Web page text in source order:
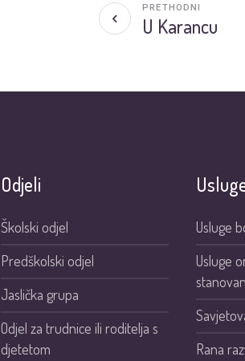
U Karancu
PRETHODNI
Odjeli
Školski odjel
Predškolski odjel
Jaslička grupa
Odjel za trudnice ili roditelja s
djetetom
Usluge
Usluge
Rana